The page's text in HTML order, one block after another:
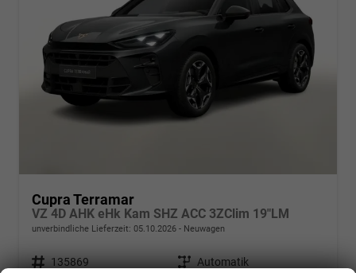
Cupra Terramar
VZ 4D AHK eHk Kam SHZ ACC 3ZClim 19"LM
unverbindliche Lieferzeit: 05.10.2026 Neuwagen
Fahrzeugnr. 135869 Getriebe Automatik